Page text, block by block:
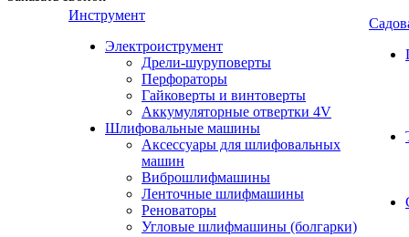
Инструмент
Электроиструмент
Дрели-шуруповерты
Перфораторы
Гайковерты и винтоверты
Аккумуляторные отвертки 4V
Шлифовальные машины
Аксессуары для шлифовальных
машин
Виброшлифмашины
Ленточные шлифмашины
Реноваторы
Угловые шлифмашины (болгарки)